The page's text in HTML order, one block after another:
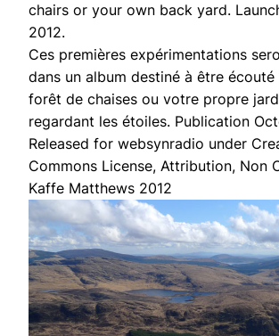
chairs or your own back yard.
2012.
Ces premières expérimentations
dans un album destiné à être écouté
forêt de chaises ou votre propre
regardant les étoiles. Publication
Released for websynradio under
Commons License, Attribution, Non
Kaffe Matthews 2012